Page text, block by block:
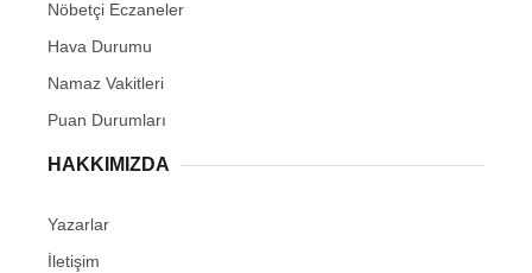
Nöbetçi Eczaneler
Hava Durumu
Namaz Vakitleri
Puan Durumları
HAKKIMIZDA
Yazarlar
İletişim